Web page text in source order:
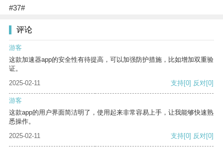
#37#
评论
游客
这款加速器app的安全性有待提高，可以加强防护措施，比如增加双重验
证。
2025-02-11
支持[0] 反对[0]
游客
这款app的用户界面简洁明了，使用起来非常容易上手，让我能够快速熟
悉操作。
2025-02-11
支持[0] 反对[0]